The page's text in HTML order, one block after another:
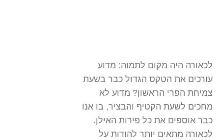
לכאורה היה מקום לתמוה: מדוע
עורכים את הטקס הגדול כבר בשעת
צמיחת הפרי הראשון? מדוע לא
מחכים לשעת הקטיף והבציר, בו אנו
כבר אוספים את כל פירות האילן.
לכאורה מתאים יותר להודות על